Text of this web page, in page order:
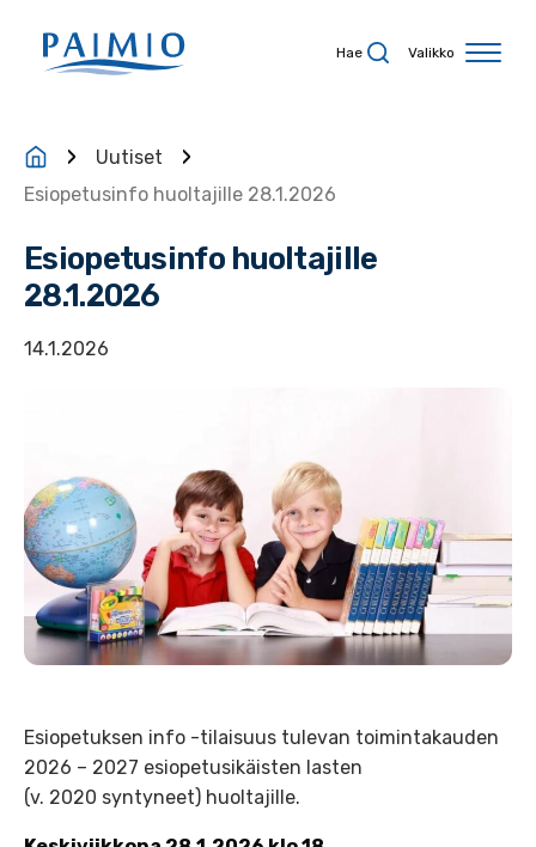
Hae Valikko
Uutiset
Esiopetusinfo huoltajille 28.1.2026
Esiopetusinfo huoltajille
28.1.2026
14.1.2026
Esiopetuksen info -tilaisuus tulevan toimintakauden
2026 – 2027 esiopetusikäisten lasten
(v. 2020 syntyneet) huoltajille.